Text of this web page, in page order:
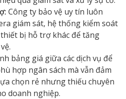
Công ty bảo vệ uy tín luôn
giám sát, hệ thống kiểm soát
bị hỗ trợ khác để tăng
bảng giá giữa các dịch vụ để
hợp ngân sách mà vẫn đảm
chọn rẻ nhưng thiếu chuyên
doanh nghiệp.